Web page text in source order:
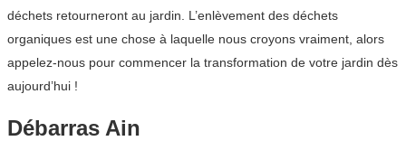
déchets retourneront au jardin. L’enlèvement des déchets
organiques est une chose à laquelle nous croyons vraiment, alors
appelez-nous pour commencer la transformation de votre jardin dès
aujourd’hui !
Débarras Ain